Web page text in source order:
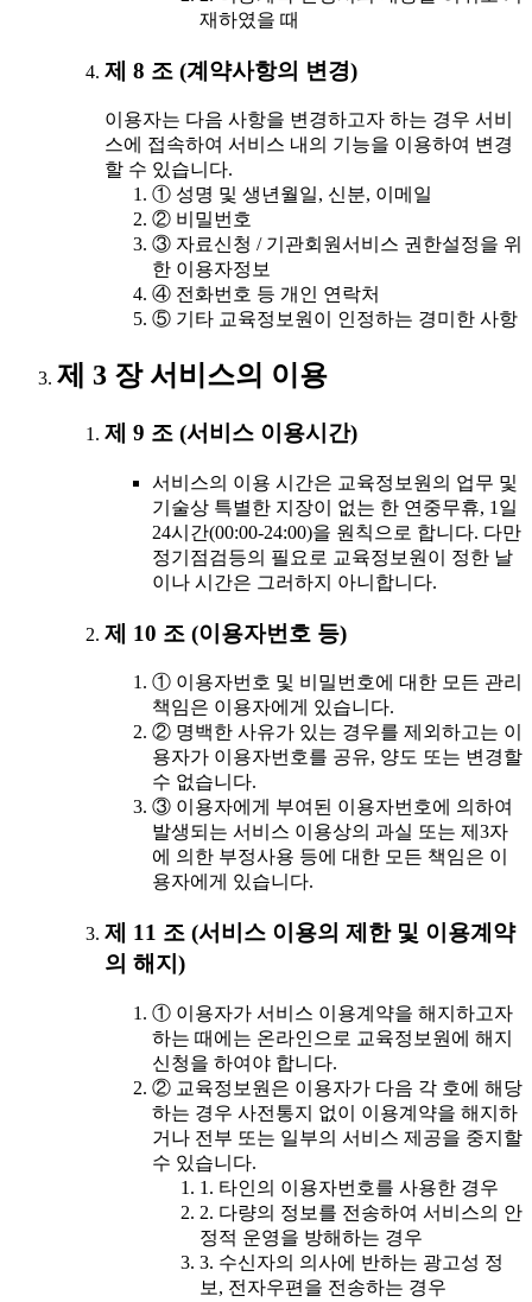
재하였을 때
제 8 조 (계약사항의 변경)
이용자는 다음 사항을 변경하고자 하는 경우 서비
스에 접속하여 서비스 내의 기능을 이용하여 변경
할 수 있습니다.
① 성명 및 생년월일, 신분, 이메일
② 비밀번호
③ 자료신청 / 기관회원서비스 권한설정을 위
한 이용자정보
④ 전화번호 등 개인 연락처
⑤ 기타 교육정보원이 인정하는 경미한 사항
제 3 장 서비스의 이용
제 9 조 (서비스 이용시간)
서비스의 이용 시간은 교육정보원의 업무 및
기술상 특별한 지장이 없는 한 연중무휴, 1일
24시간(00:00-24:00)을 원칙으로 합니다. 다만
정기점검등의 필요로 교육정보원이 정한 날
이나 시간은 그러하지 아니합니다.
제 10 조 (이용자번호 등)
① 이용자번호 및 비밀번호에 대한 모든 관리
책임은 이용자에게 있습니다.
② 명백한 사유가 있는 경우를 제외하고는 이
용자가 이용자번호를 공유, 양도 또는 변경할
수 없습니다.
③ 이용자에게 부여된 이용자번호에 의하여
발생되는 서비스 이용상의 과실 또는 제3자
에 의한 부정사용 등에 대한 모든 책임은 이
용자에게 있습니다.
제 11 조 (서비스 이용의 제한 및 이용계약
의 해지)
① 이용자가 서비스 이용계약을 해지하고자
하는 때에는 온라인으로 교육정보원에 해지
신청을 하여야 합니다.
② 교육정보원은 이용자가 다음 각 호에 해당
하는 경우 사전통지 없이 이용계약을 해지하
거나 전부 또는 일부의 서비스 제공을 중지할
수 있습니다.
1. 타인의 이용자번호를 사용한 경우
2. 다량의 정보를 전송하여 서비스의 안
정적 운영을 방해하는 경우
3. 수신자의 의사에 반하는 광고성 정
보, 전자우편을 전송하는 경우